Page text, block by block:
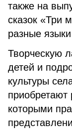
также на
сказок «Три
разные
Творческую
детей и
культуры
приобретают
которыми